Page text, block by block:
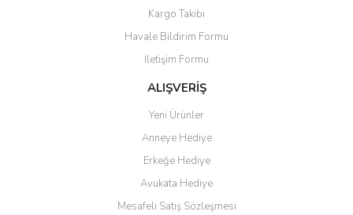
Kargo Takibi
Havale Bildirim Formu
İletişim Formu
ALIŞVERİŞ
Yeni Ürünler
Anneye Hediye
Erkeğe Hediye
Avukata Hediye
Mesafeli Satış Sözleşmesi